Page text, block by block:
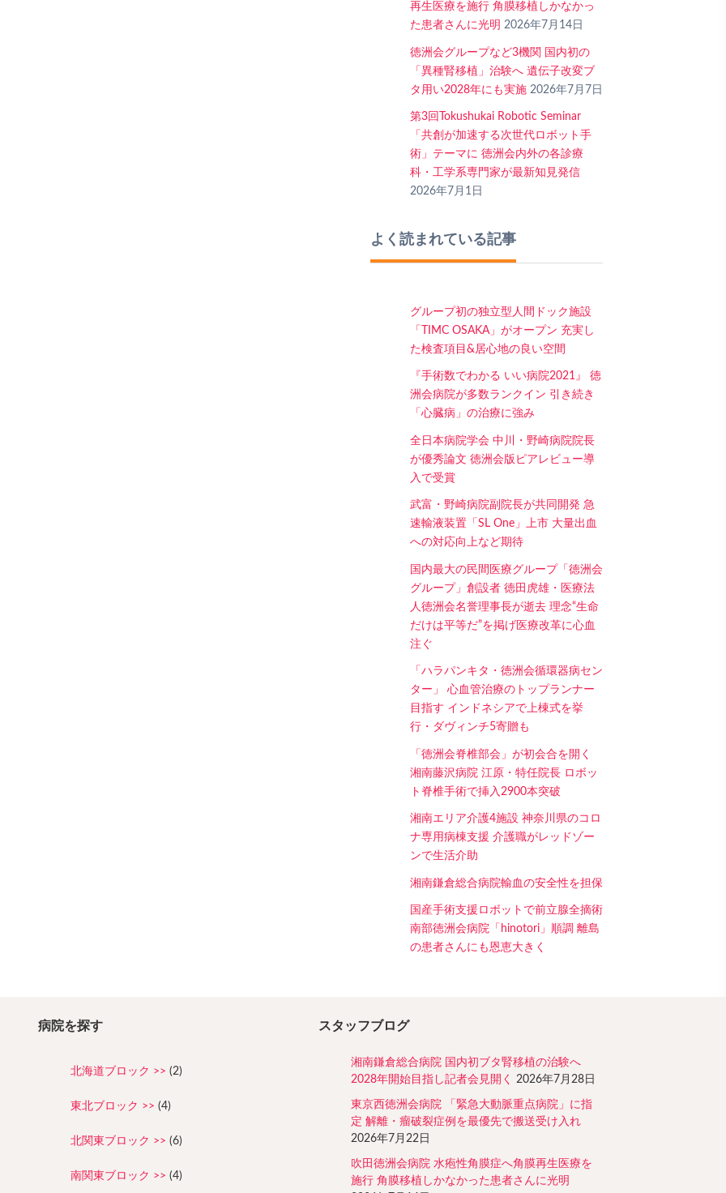
再生医療を施行 角膜移植しかなかっ
た患者さんに光明 2026年7月14日
徳洲会グループなど3機関 国内初の
「異種腎移植」治験へ 遺伝子改変ブ
タ用い2028年にも実施 2026年7月7日
第3回Tokushukai Robotic Seminar
「共創が加速する次世代ロボット手
術」テーマに 徳洲会内外の各診療
科・工学系専門家が最新知見発信
2026年7月1日
よく読まれている記事
グループ初の独立型人間ドック施設
「TIMC OSAKA」がオープン 充実し
た検査項目&居心地の良い空間
『手術数でわかる いい病院2021』 徳
洲会病院が多数ランクイン 引き続き
「心臓病」の治療に強み
全日本病院学会 中川・野崎病院院長
が優秀論文 徳洲会版ピアレビュー導
入で受賞
武富・野崎病院副院長が共同開発 急
速輸液装置「SL One」上市 大量出血
への対応向上など期待
国内最大の民間医療グループ「徳洲会
グループ」創設者 徳田虎雄・医療法
人徳洲会名誉理事長が逝去 理念“生命
だけは平等だ”を掲げ医療改革に心血
注ぐ
「ハラパンキタ・徳洲会循環器病セン
ター」 心血管治療のトップランナー
目指す インドネシアで上棟式を挙
行・ダヴィンチ5寄贈も
「徳洲会脊椎部会」が初会合を開く
湘南藤沢病院 江原・特任院長 ロボッ
ト脊椎手術で挿入2900本突破
湘南エリア介護4施設 神奈川県のコロ
ナ専用病棟支援 介護職がレッドゾー
ンで生活介助
湘南鎌倉総合病院輸血の安全性を担保
国産手術支援ロボットで前立腺全摘術
南部徳洲会病院「hinotori」順調 離島
の患者さんにも恩恵大きく
病院を探す
北海道ブロック (2)
東北ブロック (4)
北関東ブロック (6)
南関東ブロック (4)
スタッフブログ
湘南鎌倉総合病院 国内初ブタ腎移植の治験へ
2028年開始目指し記者会見開く
2026年7月28日
東京西徳洲会病院 「緊急大動脈重点病院」に指
定 解離・瘤破裂症例を最優先で搬送受け入れ
2026年7月22日
吹田徳洲会病院 水疱性角膜症へ角膜再生医療を
施行 角膜移植しかなかった患者さんに光明